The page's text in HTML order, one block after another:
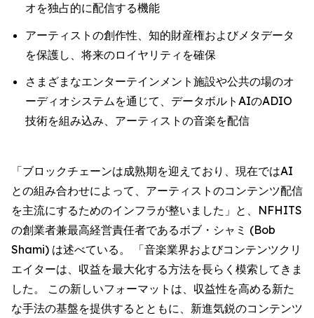
オを独占的に配信する機能
アーティストの創作性、知的財産権およびメタデータ
を保護し、将来のロイヤリティを確保
さまざまなエンターテインメント施設や公共の場のオ
ーディオシステムを通じて、データボルトAIのADIO
技術を組み込み、アーティストの音楽を配信
「ブロックチェーンは成熟期を迎えており、現在ではAI
との組み合わせによって、アーティストのコンテンツ配信
を主流にするためのインフラが整いました」と、NFHITS
の創業者兼最高経営責任者であるボブ・シャミ (Bob
Shami) は述べている。 「音楽業界およびコンテンツクリ
エイターは、収益を最大化する方法を長らく模索してきま
した。 この新しいフォーマットは、収益性を高める新た
な手法の基盤を提供するとともに、新進気鋭のコンテンツ